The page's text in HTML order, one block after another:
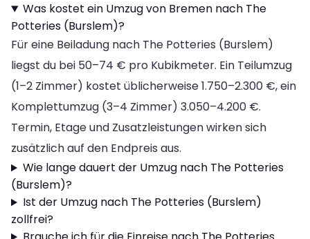
Was kostet ein Umzug von Bremen nach The
Potteries (Burslem)?
Für eine Beiladung nach The Potteries (Burslem)
liegst du bei 50–74 € pro Kubikmeter. Ein Teilumzug
(1–2 Zimmer) kostet üblicherweise 1.750–2.300 €, ein
Komplettumzug (3–4 Zimmer) 3.050–4.200 €.
Termin, Etage und Zusatzleistungen wirken sich
zusätzlich auf den Endpreis aus.
Wie lange dauert der Umzug nach The Potteries
(Burslem)?
Ist der Umzug nach The Potteries (Burslem)
zollfrei?